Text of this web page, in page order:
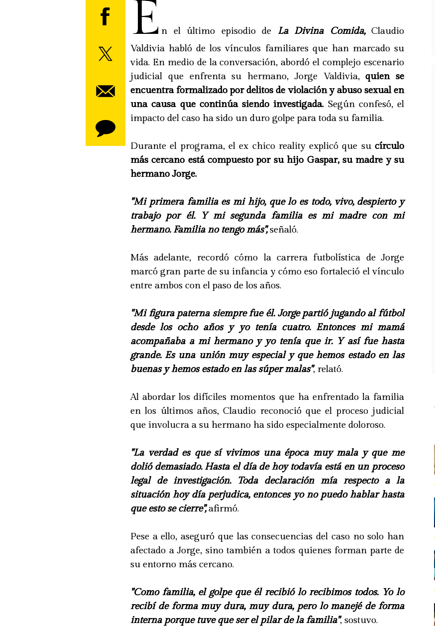
E n el último episodio de La Divina Comida,Claudio
Valdivia habló de los vínculos familiares que han marcado su
vida. En medio de la conversación, abordó el complejo escenario
judicial que enfrenta su hermano, Jorge Valdivia,quien se
encuentra formalizado por delitos de violación y abuso sexual en
una causa que continúa siendo investigada. Según confesó, el
impacto del caso ha sido un duro golpe para toda su familia.
Durante el programa, el ex chico reality explicó que sucírculo
más cercano está compuesto por su hijo Gaspar, su madre y su
hermano Jorge.
"Mi primera familia es mi hijo, que lo es todo, vivo, despierto y
trabajo por él. Y mi segunda familia es mi madre con mi
hermano. Familia no tengo más", señaló.
Más adelante, recordó cómo la carrera futbolística de Jorge
marcó gran parte de su infancia y cómo eso fortaleció el vínculo
entre ambos con el paso de los años.
"Mi figura paterna siempre fue él. Jorge partió jugando al fútbol
desde los ocho años y yo tenía cuatro. Entonces mi mamá
acompañaba a mi hermano y yo tenía que ir. Y así fue hasta
grande. Es una unión muy especial y que hemos estado en las
buenas y hemos estado en las súper malas", relató.
Al abordar los difíciles momentos que ha enfrentado la familia
en los últimos años, Claudio reconoció que el proceso judicial
que involucra a su hermano ha sido especialmente doloroso.
"La verdad es que sí vivimos una época muy mala y que me
dolió demasiado. Hasta el día de hoy todavía está en un proceso
legal de investigación. Toda declaración mía respecto a la
situación hoy día perjudica, entonces yo no puedo hablar hasta
que esto se cierre",afirmó.
Pese a ello, aseguró que las consecuencias del caso no solo han
afectado a Jorge, sino también a todos quienes forman parte de
su entorno más cercano.
"Como familia, el golpe que él recibió lo recibimos todos. Yo lo
recibí de forma muy dura, muy dura, pero lo manejé de forma
interna porque tuve que ser el pilar de la familia", sostuvo.